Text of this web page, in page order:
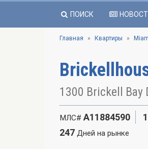
ПОИСК
Главная Квартиры
1300 Brickell Bay
МЛС# A11884590 1
247 Дней на рынке